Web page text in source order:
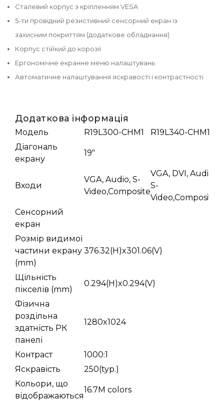
Сталевий корпус з кріпленням VESA
5-ти провідний резистивний сенсорний екран із
захисним покриттям (додаткове обладнання)
Корпус стійкий до корозії
Ергономічне екранне меню налаштувань
Автоматичне налаштування яскравості і контрастності
Додаткова інформація
Модель R19L300-CHM1 R19L340-CHM1
Діагональ
екрану
19"
Входи
VGA, Audio, S-
Video,Composite
VGA, DVI, Audio,
S-
Video,Composite
Сенсорний
екран
Розмір видимої
частини екрану
(mm)
376.32(H)x301.06(V)
Щільність
пікселів (mm)
0.294(H)x0.294(V)
Фізична
роздільна
здатність РК
панелі
1280x1024
Контраст
1000:1
Яскравість
250(typ.)
Кольори, що
відображаються
16.7M colors